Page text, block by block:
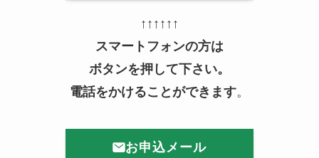
↑↑↑↑↑↑
スマートフォンの方は
ボタンを押して下さい。
電話をかけることができます。
お申込メール